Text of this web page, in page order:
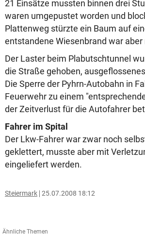
21 Einsätze mussten binnen drei
waren umgepustet worden und
Plattenweg stürzte ein Baum auf
entstandene Wiesenbrand war
Der Laster beim Plabutschtunnel
die Straße gehoben,
Die Sperre der Pyhrn-Autobahn in
Feuerwehr zu einem
der Zeitverlust für die Autofahrer
Fahrer im Spital
Der Lkw-Fahrer war zwar noch
geklettert, musste aber mit
eingeliefert werden.
Steiermark 25.07.2008 18:12
Ähnliche Themen